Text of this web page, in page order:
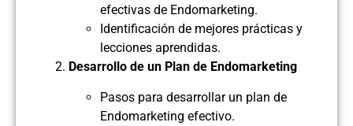
efectivas de Endomarketing.
Identificación de mejores prácticas y
lecciones aprendidas.
Desarrollo de un Plan de Endomarketing
Pasos para desarrollar un plan de
Endomarketing efectivo.